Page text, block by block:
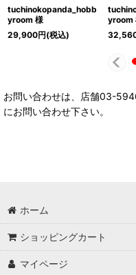
tuchinokopanda_hobb
yroom 様
29,900円(税込)
yroom
お問い合わせは、店舗03-
にお問い合わせ下さい。
ホーム
ショッピングカート
マイページ